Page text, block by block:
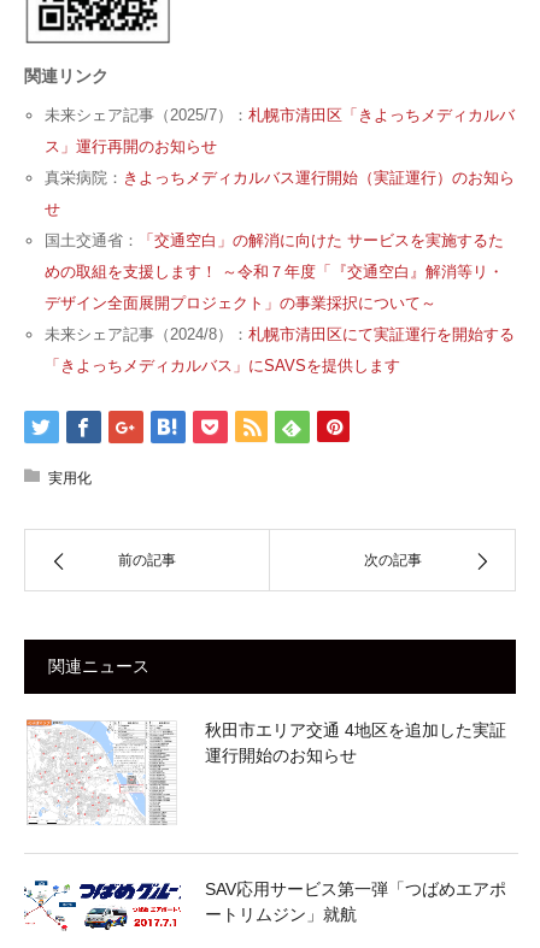
関連リンク
未来シェア記事（2025/7）： 札幌市清田区「きよっちメディカルバ
ス」運行再開のお知らせ
真栄病院： きよっちメディカルバス運行開始（実証運行）のお知ら
せ
国土交通省：
「交通空白」の解消に向けた サービスを実施するた
めの取組を支援します！ ～令和７年度「『交通空白』解消等リ・
デザイン全面展開プロジェクト」の事業採択について～
未来シェア記事（2024/8）： 札幌市清田区にて実証運行を開始する
「きよっちメディカルバス」にSAVSを提供します
実用化
前の記事 次の記事
関連ニュース
秋田市エリア交通 4地区を追加した実証
運行開始のお知らせ
SAV応用サービス第一弾「つばめエアポ
ートリムジン」就航